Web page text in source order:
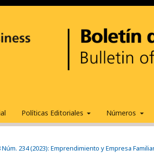
Políticas Editoriales Números
Núm. 234 (2023): Emprendimiento y Empresa